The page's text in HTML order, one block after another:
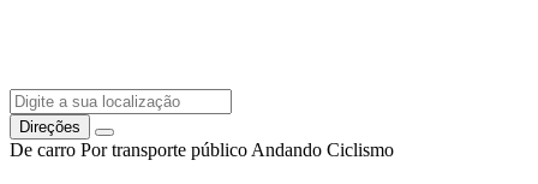
Direções
De carro Por transporte público Andando Ciclismo